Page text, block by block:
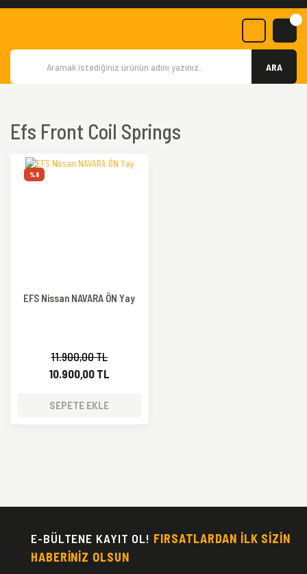
ARA
Efs Front Coil Springs
%8
EFS Nissan NAVARA ÖN Yay
11.900,00 TL
10.900,00 TL
SEPETE EKLE
E-BÜLTENE KAYIT OL! FIRSATLARDAN İLK SİZİN
HABERİNİZ OLSUN